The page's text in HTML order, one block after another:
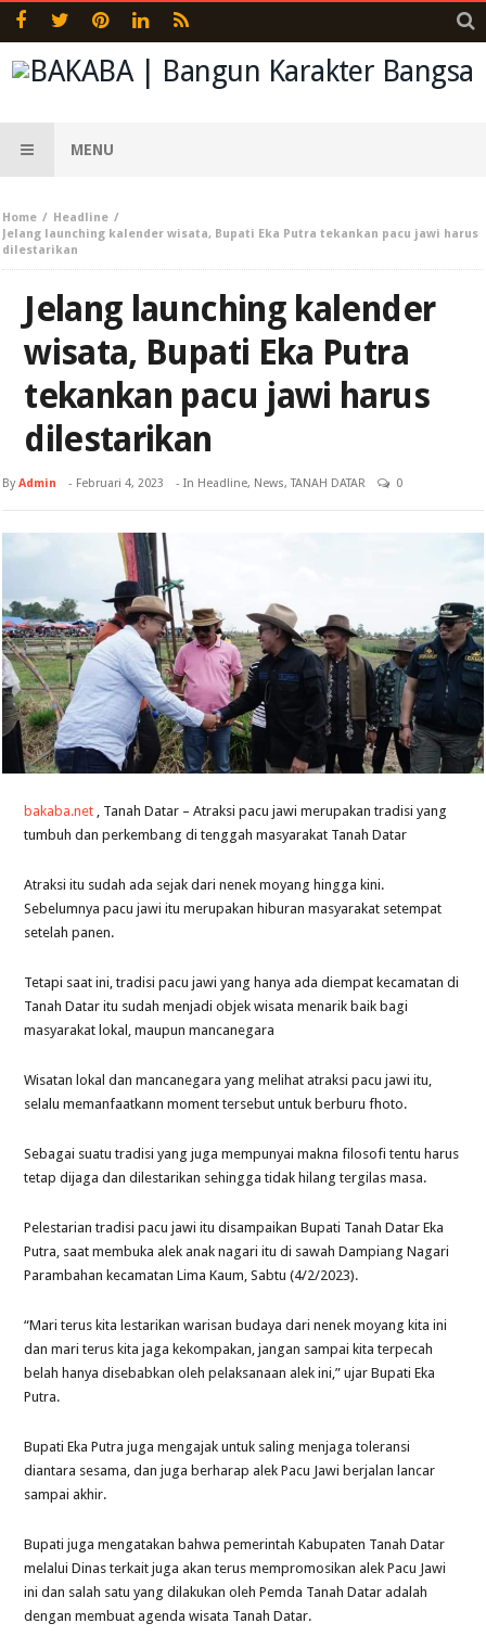
MENU
Home
Headline
Jelang launching kalender wisata, Bupati Eka Putra tekankan pacu jawi harus
dilestarikan
Jelang launching kalender
wisata, Bupati Eka Putra
tekankan pacu jawi harus
dilestarikan
ByAdmin - Februari 4, 2023 - In Headline, News,TANAH DATAR 0
bakaba.net , Tanah Datar – Atraksi pacu jawi merupakan tradisi yang
tumbuh dan perkembang di tenggah masyarakat Tanah Datar
Atraksi itu sudah ada sejak dari nenek moyang hingga kini.
Sebelumnya pacu jawi itu merupakan hiburan masyarakat setempat
setelah panen.
Tetapi saat ini, tradisi pacu jawi yang hanya ada diempat kecamatan di
Tanah Datar itu sudah menjadi objek wisata menarik baik bagi
masyarakat lokal, maupun mancanegara
Wisatan lokal dan mancanegara yang melihat atraksi pacu jawi itu,
selalu memanfaatkann moment tersebut untuk berburu fhoto.
Sebagai suatu tradisi yang juga mempunyai makna filosofi tentu harus
tetap dijaga dan dilestarikan sehingga tidak hilang tergilas masa.
Pelestarian tradisi pacu jawi itu disampaikan Bupati Tanah Datar Eka
Putra, saat membuka alek anak nagari itu di sawah Dampiang Nagari
Parambahan kecamatan Lima Kaum, Sabtu (4/2/2023).
“Mari terus kita lestarikan warisan budaya dari nenek moyang kita ini
dan mari terus kita jaga kekompakan, jangan sampai kita terpecah
belah hanya disebabkan oleh pelaksanaan alek ini,” ujar Bupati Eka
Putra.
Bupati Eka Putra juga mengajak untuk saling menjaga toleransi
diantara sesama, dan juga berharap alek Pacu Jawi berjalan lancar
sampai akhir.
Bupati juga mengatakan bahwa pemerintah Kabupaten Tanah Datar
melalui Dinas terkait juga akan terus mempromosikan alek Pacu Jawi
ini dan salah satu yang dilakukan oleh Pemda Tanah Datar adalah
dengan membuat agenda wisata Tanah Datar.